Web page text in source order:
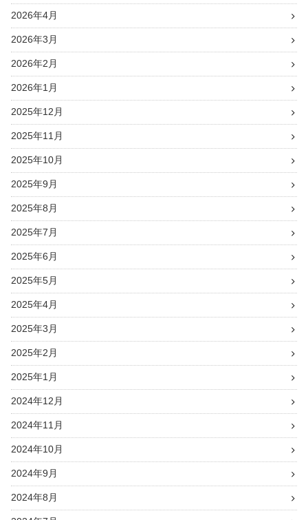
2026年4月
2026年3月
2026年2月
2026年1月
2025年12月
2025年11月
2025年10月
2025年9月
2025年8月
2025年7月
2025年6月
2025年5月
2025年4月
2025年3月
2025年2月
2025年1月
2024年12月
2024年11月
2024年10月
2024年9月
2024年8月